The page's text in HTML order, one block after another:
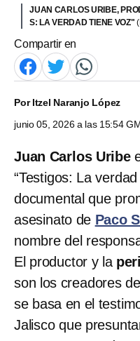
JUAN CARLOS URIBE,
S: LA VERDAD TIENE VOZ"
Compartir en
PorItzel Naranjo López
junio 05, 2026 a las 15:54
Juan Carlos Uribe
“Testigos: La
documental que
asesinato de Paco
nombre del
El productor y la
son los creadores
se basa en el
Jalisco que